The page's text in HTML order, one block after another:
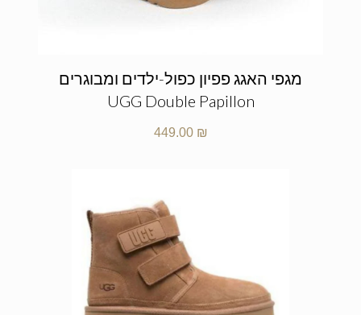
מגפי האגג פפיון כפול-ילדים ומבוגרים
UGG Double Papillon
449.00 ₪